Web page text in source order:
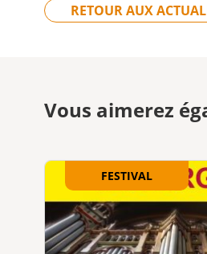
RETOUR AUX
Vous aimerez
FESTIVAL